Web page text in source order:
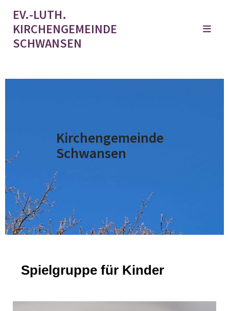
EV.-LUTH.
KIRCHENGEMEINDE
SCHWANSEN
Kirchengemeinde
Schwansen
Spielgruppe für Kinder